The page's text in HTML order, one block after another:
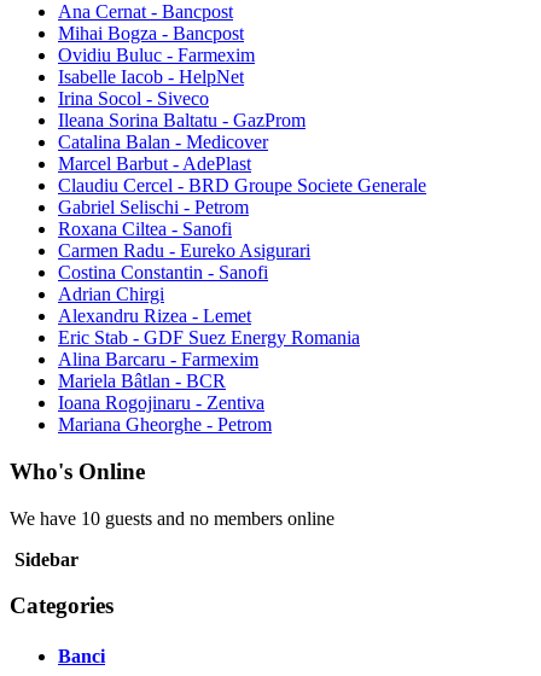
Ana Cernat - Bancpost
Mihai Bogza - Bancpost
Ovidiu Buluc - Farmexim
Isabelle Iacob - HelpNet
Irina Socol - Siveco
Ileana Sorina Baltatu - GazProm
Catalina Balan - Medicover
Marcel Barbut - AdePlast
Claudiu Cercel - BRD Groupe Societe Generale
Gabriel Selischi - Petrom
Roxana Ciltea - Sanofi
Carmen Radu - Eureko Asigurari
Costina Constantin - Sanofi
Adrian Chirgi
Alexandru Rizea - Lemet
Eric Stab - GDF Suez Energy Romania
Alina Barcaru - Farmexim
Mariela Bâtlan - BCR
Ioana Rogojinaru - Zentiva
Mariana Gheorghe - Petrom
Who's Online
We have 10 guests and no members online
Sidebar
Categories
Banci